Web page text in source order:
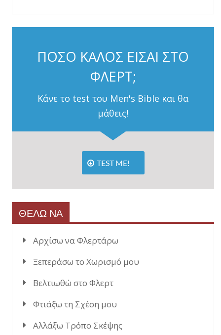
ΠΟΣΟ ΚΑΛΟΣ ΕΙΣΑΙ ΣΤΟ
ΦΛΕΡΤ;
Κάνε το test του Men's Bible και θα
μάθεις!
TEST ME!
ΘΕΛΩ ΝΑ
Αρχίσω να Φλερτάρω
Ξεπεράσω το Χωρισμό μου
Βελτιωθώ στο Φλερτ
Φτιάξω τη Σχέση μου
Αλλάξω Τρόπο Σκέψης